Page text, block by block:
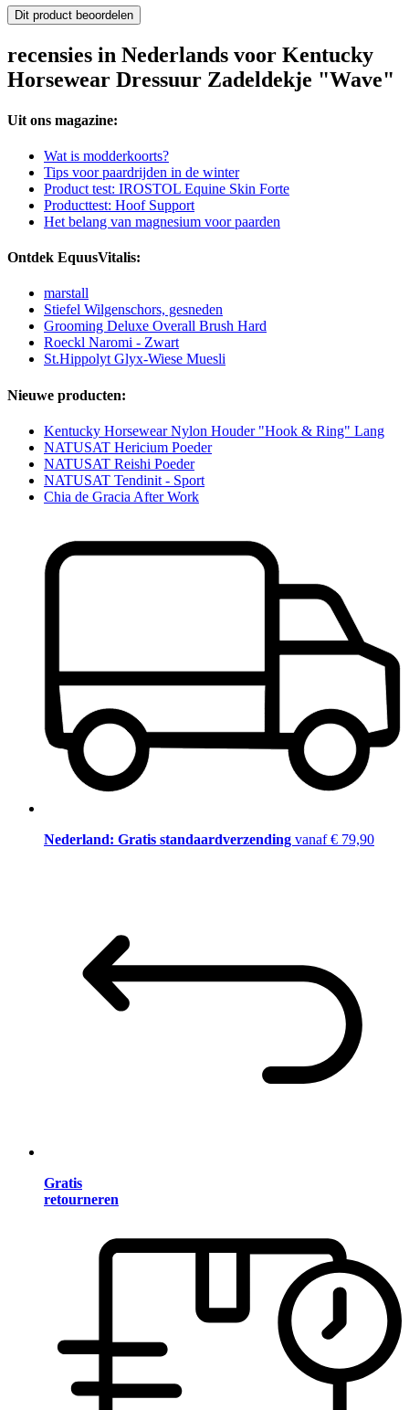
Dit product beoordelen
recensies in Nederlands voor Kentucky
Horsewear Dressuur Zadeldekje "Wave"
Uit ons magazine:
Wat is modderkoorts?
Tips voor paardrijden in de winter
Product test: IROSTOL Equine Skin Forte
Producttest: Hoof Support
Het belang van magnesium voor paarden
Ontdek EquusVitalis:
marstall
Stiefel Wilgenschors, gesneden
Grooming Deluxe Overall Brush Hard
Roeckl Naromi - Zwart
St.Hippolyt Glyx-Wiese Muesli
Nieuwe producten:
Kentucky Horsewear Nylon Houder "Hook & Ring" Lang
NATUSAT Hericium Poeder
NATUSAT Reishi Poeder
NATUSAT Tendinit - Sport
Chia de Gracia After Work
Nederland: Gratis standaardverzending vanaf € 79,90
Gratis
retourneren